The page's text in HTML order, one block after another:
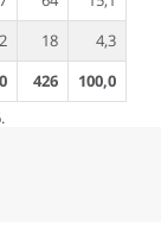
18
4,3
426
100,0